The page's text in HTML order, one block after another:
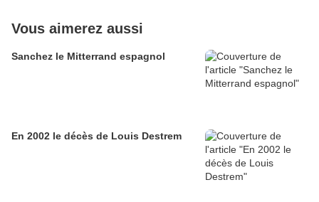
Vous aimerez aussi
Sanchez le Mitterrand espagnol
En 2002 le décès de Louis Destrem